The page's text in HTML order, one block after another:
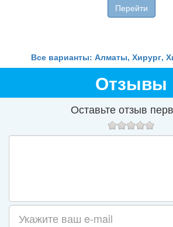
Перейти
Все варианты: Алматы, Хирург,
Отзывы
Оставьте отзыв